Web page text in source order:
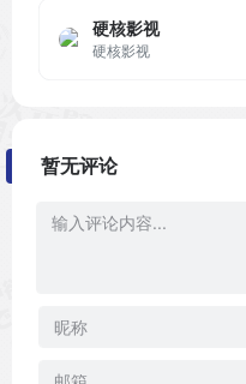
硬核影视
硬核影视
暂无评论